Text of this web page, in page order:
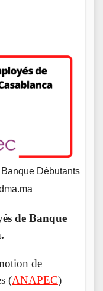
Débutants
de Banque
de
(ANAPEC)